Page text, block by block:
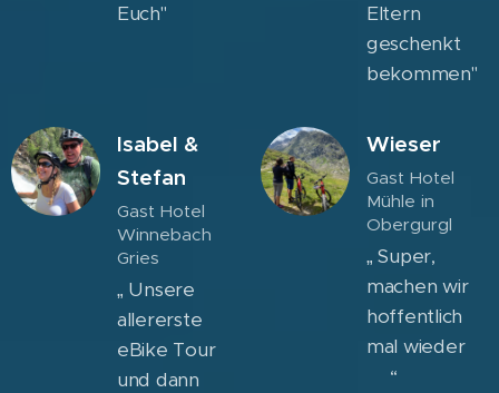
Euch"
Eltern
geschenkt
bekommen"
Isabel &
Stefan
Gast Hotel
Winnebach
Gries
„ Unsere
allererste
eBike Tour
und dann
Wieser
Gast Hotel
Mühle in
Obergurgl
„ Super,
machen wir
hoffentlich
mal wieder
👍🏼“